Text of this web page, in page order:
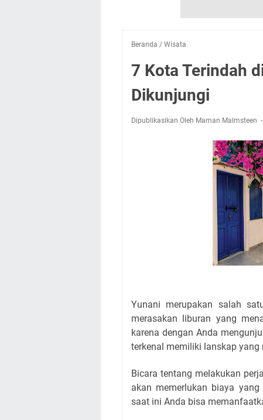
Beranda / Wisata
7 Kota Terindah
Dikunjungi
Dipublikasikan Oleh Maman Malmsteen
Yunani merupakan salah
merasakan liburan yang
karena dengan Anda
terkenal memiliki lanskap
Bicara tentang melakukan
akan memerlukan biaya
saat ini Anda bisa